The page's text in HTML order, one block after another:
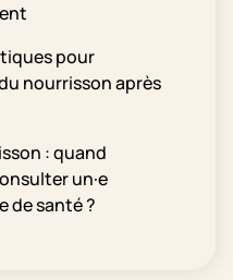
pour
nourrisson après
: quand
un·e
de santé ?